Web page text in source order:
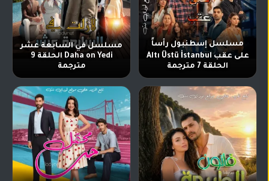
مسلسل إسطنبول رأساً
على عقب Altı Üstü İstanbul
الحلقة 7 مترجمة
مسلسل في السابعة عشر
Daha on Yedi الحلقة 9
مترجمة